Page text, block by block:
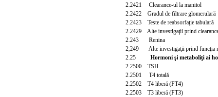
2.2421 Clearance-ul la manitol
2.2422 Gradul de filtrare glomerulară
2.2423 Teste de reabsorfaţie tabulară
2.2429 Alte investigaţii prind
2.243 Renina
2,249 Alte investigaţii prind funcţia
2.25 Hormoni şi metaboliţi ai
2.2500 TSH
2.2501 T4 totală
2.2502 T4 liberă (FT4)
2.2503 T3 liberă (FT3)